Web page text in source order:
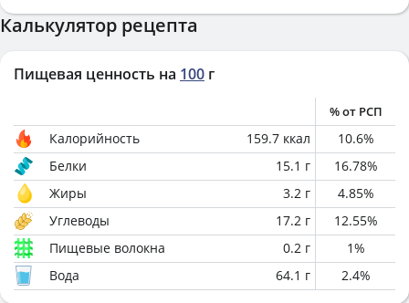
Калькулятор рецепта
Пищевая ценность на 100 г
% от РСП
Калорийность 159.7 ккал 10.6%
Белки
15.1 г 16.78%
Жиры
3.2 г 4.85%
Углеводы
17.2 г 12.55%
Пищевые волокна
0.2 г 1%
Вода
64.1 г 2.4%